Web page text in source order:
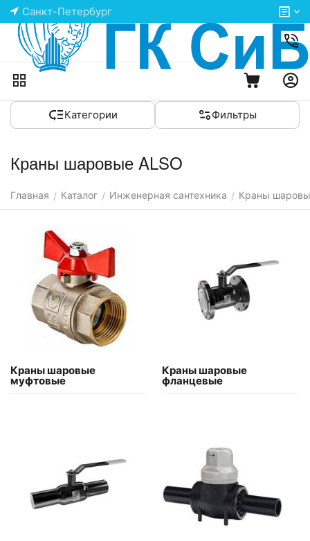
Санкт-Петербург
Категории Фильтры
Краны шаровые ALSO
Главная / Каталог / Инженерная сантехника / Краны
Краны шаровые
муфтовые
Краны шаровые
фланцевые